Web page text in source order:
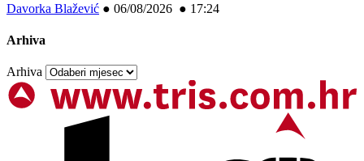
Davorka Blažević ● 06/08/2026 ● 17:24
Arhiva
Arhiva